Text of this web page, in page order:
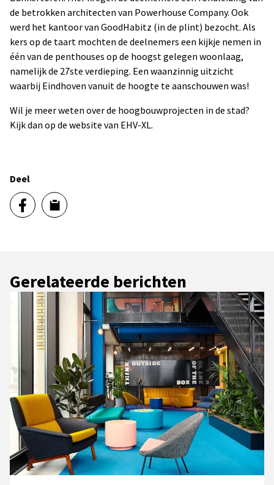
de betrokken architecten van Powerhouse Company. Ook
werd het kantoor van GoodHabitz (in de plint) bezocht. Als
kers op de taart mochten de deelnemers een kijkje nemen in
één van de penthouses op de hoogst gelegen woonlaag,
namelijk de 27ste verdieping. Een waanzinnig uitzicht
waarbij Eindhoven vanuit de hoogte te aanschouwen was!
Wil je meer weten over de hoogbouwprojecten in de stad?
Kijk dan op de website van EHV-XL.
Deel
Gerelateerde berichten